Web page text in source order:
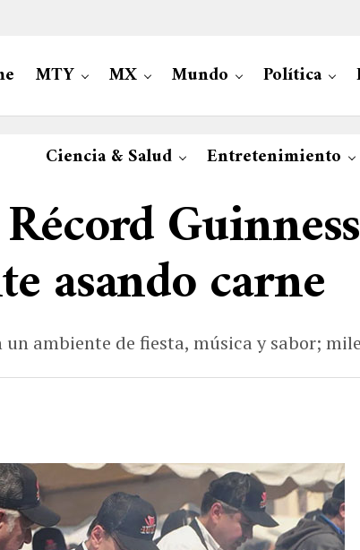
MTY MX Mundo Política
Ciencia & Salud Entretenimiento
asando carne
ambiente de fiesta, música y sabor;